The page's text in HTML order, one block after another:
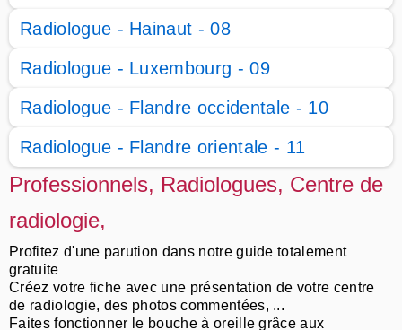
Radiologue - Hainaut - 08
Radiologue - Luxembourg - 09
Radiologue - Flandre occidentale - 10
Radiologue - Flandre orientale - 11
Professionnels, Radiologues, Centre de
radiologie,
Profitez d'une parution dans notre guide totalement
gratuite
Créez votre fiche avec une présentation de votre centre
de radiologie, des photos commentées, ...
Faites fonctionner le bouche à oreille grâce aux